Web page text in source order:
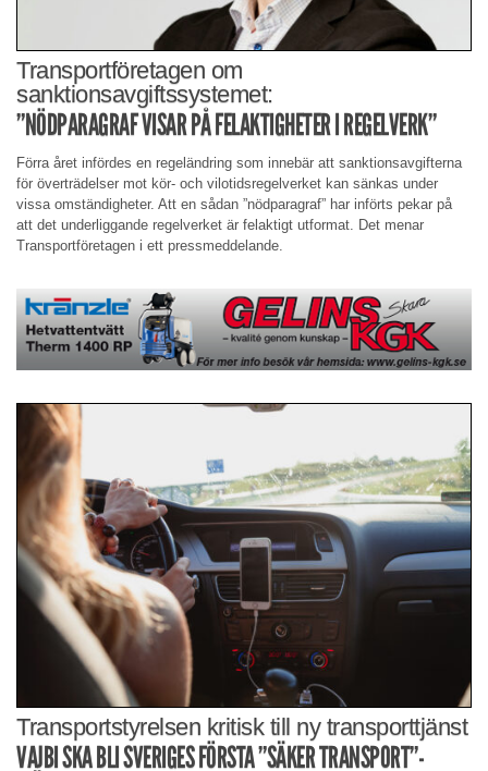
Transportföretagen om
sanktionsavgiftssystemet:
”NÖDPARAGRAF VISAR PÅ FELAKTIGHETER I REGELVERK”
Förra året infördes en regeländring som innebär att sanktionsavgifterna
för överträdelser mot kör- och vilotidsregelverket kan sänkas under
vissa omständigheter. Att en sådan ”nödparagraf” har införts pekar på
att det underliggande regelverket är felaktigt utformat. Det menar
Transportföretagen i ett pressmeddelande.
Transportstyrelsen kritisk till ny transporttjänst
VAJBI SKA BLI SVERIGES FÖRSTA ”SÄKER TRANSPORT”-